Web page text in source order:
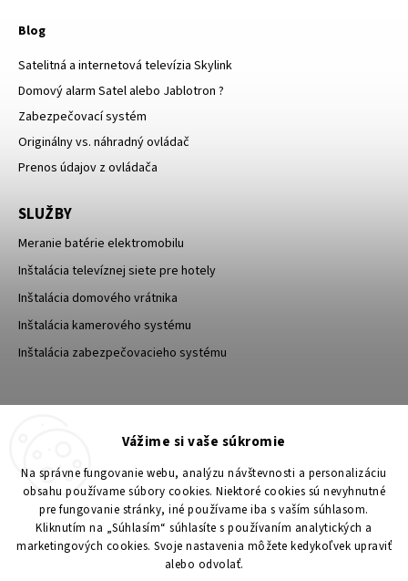
Vážime si vaše súkromie
Na správne fungovanie webu, analýzu návštevnosti a personalizáciu
obsahu používame súbory cookies. Niektoré cookies sú nevyhnutné
pre fungovanie stránky, iné používame iba s vaším súhlasom.
Kliknutím na „Súhlasím“ súhlasíte s používaním analytických a
marketingových cookies. Svoje nastavenia môžete kedykoľvek upraviť
alebo odvolať.
Blog
Satelitná a internetová televízia Skylink
Domový alarm Satel alebo Jablotron ?
Zabezpečovací systém
Originálny vs. náhradný ovládač
Prenos údajov z ovládača
SLUŽBY
Meranie batérie elektromobilu
Inštalácia televíznej siete pre hotely
Inštalácia domového vrátnika
Inštalácia kamerového systému
Inštalácia zabezpečovacieho systému